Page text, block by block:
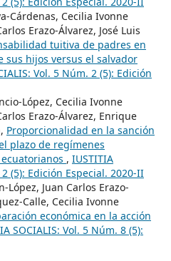
Cárdenas, Cecilia Ivonne
Erazo-Álvarez, José Luis
tuitiva de padres en
sus hijos versus el salvador
Vol. 5 Núm. 2 (5): Edición
López, Cecilia Ivonne
Erazo-Álvarez, Enrique
Proporcionalidad en la sanción
plazo de regímenes
, IUSTITIA
(5): Edición Especial. 2020-II
López, Juan Carlos Erazo-
Calle, Cecilia Ivonne
económica en la acción
SOCIALIS: Vol. 5 Núm. 8 (5):